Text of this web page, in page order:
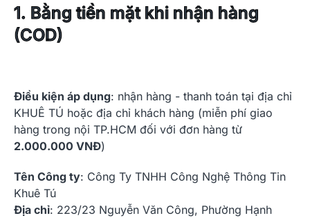
1. Bằng tiền mặt khi nhận hàng
(COD)
Điều kiện áp dụng: nhận hàng - thanh toán tại địa chỉ
KHUÊ TÚ hoặc địa chỉ khách hàng (miễn phí giao
hàng trong nội TP.HCM đối với đơn hàng từ
2.000.000 VNĐ)
Tên Công ty: Công Ty TNHH Công Nghệ Thông Tin
Khuê Tú
Địa chỉ: 223/23 Nguyễn Văn Công, Phường Hạnh